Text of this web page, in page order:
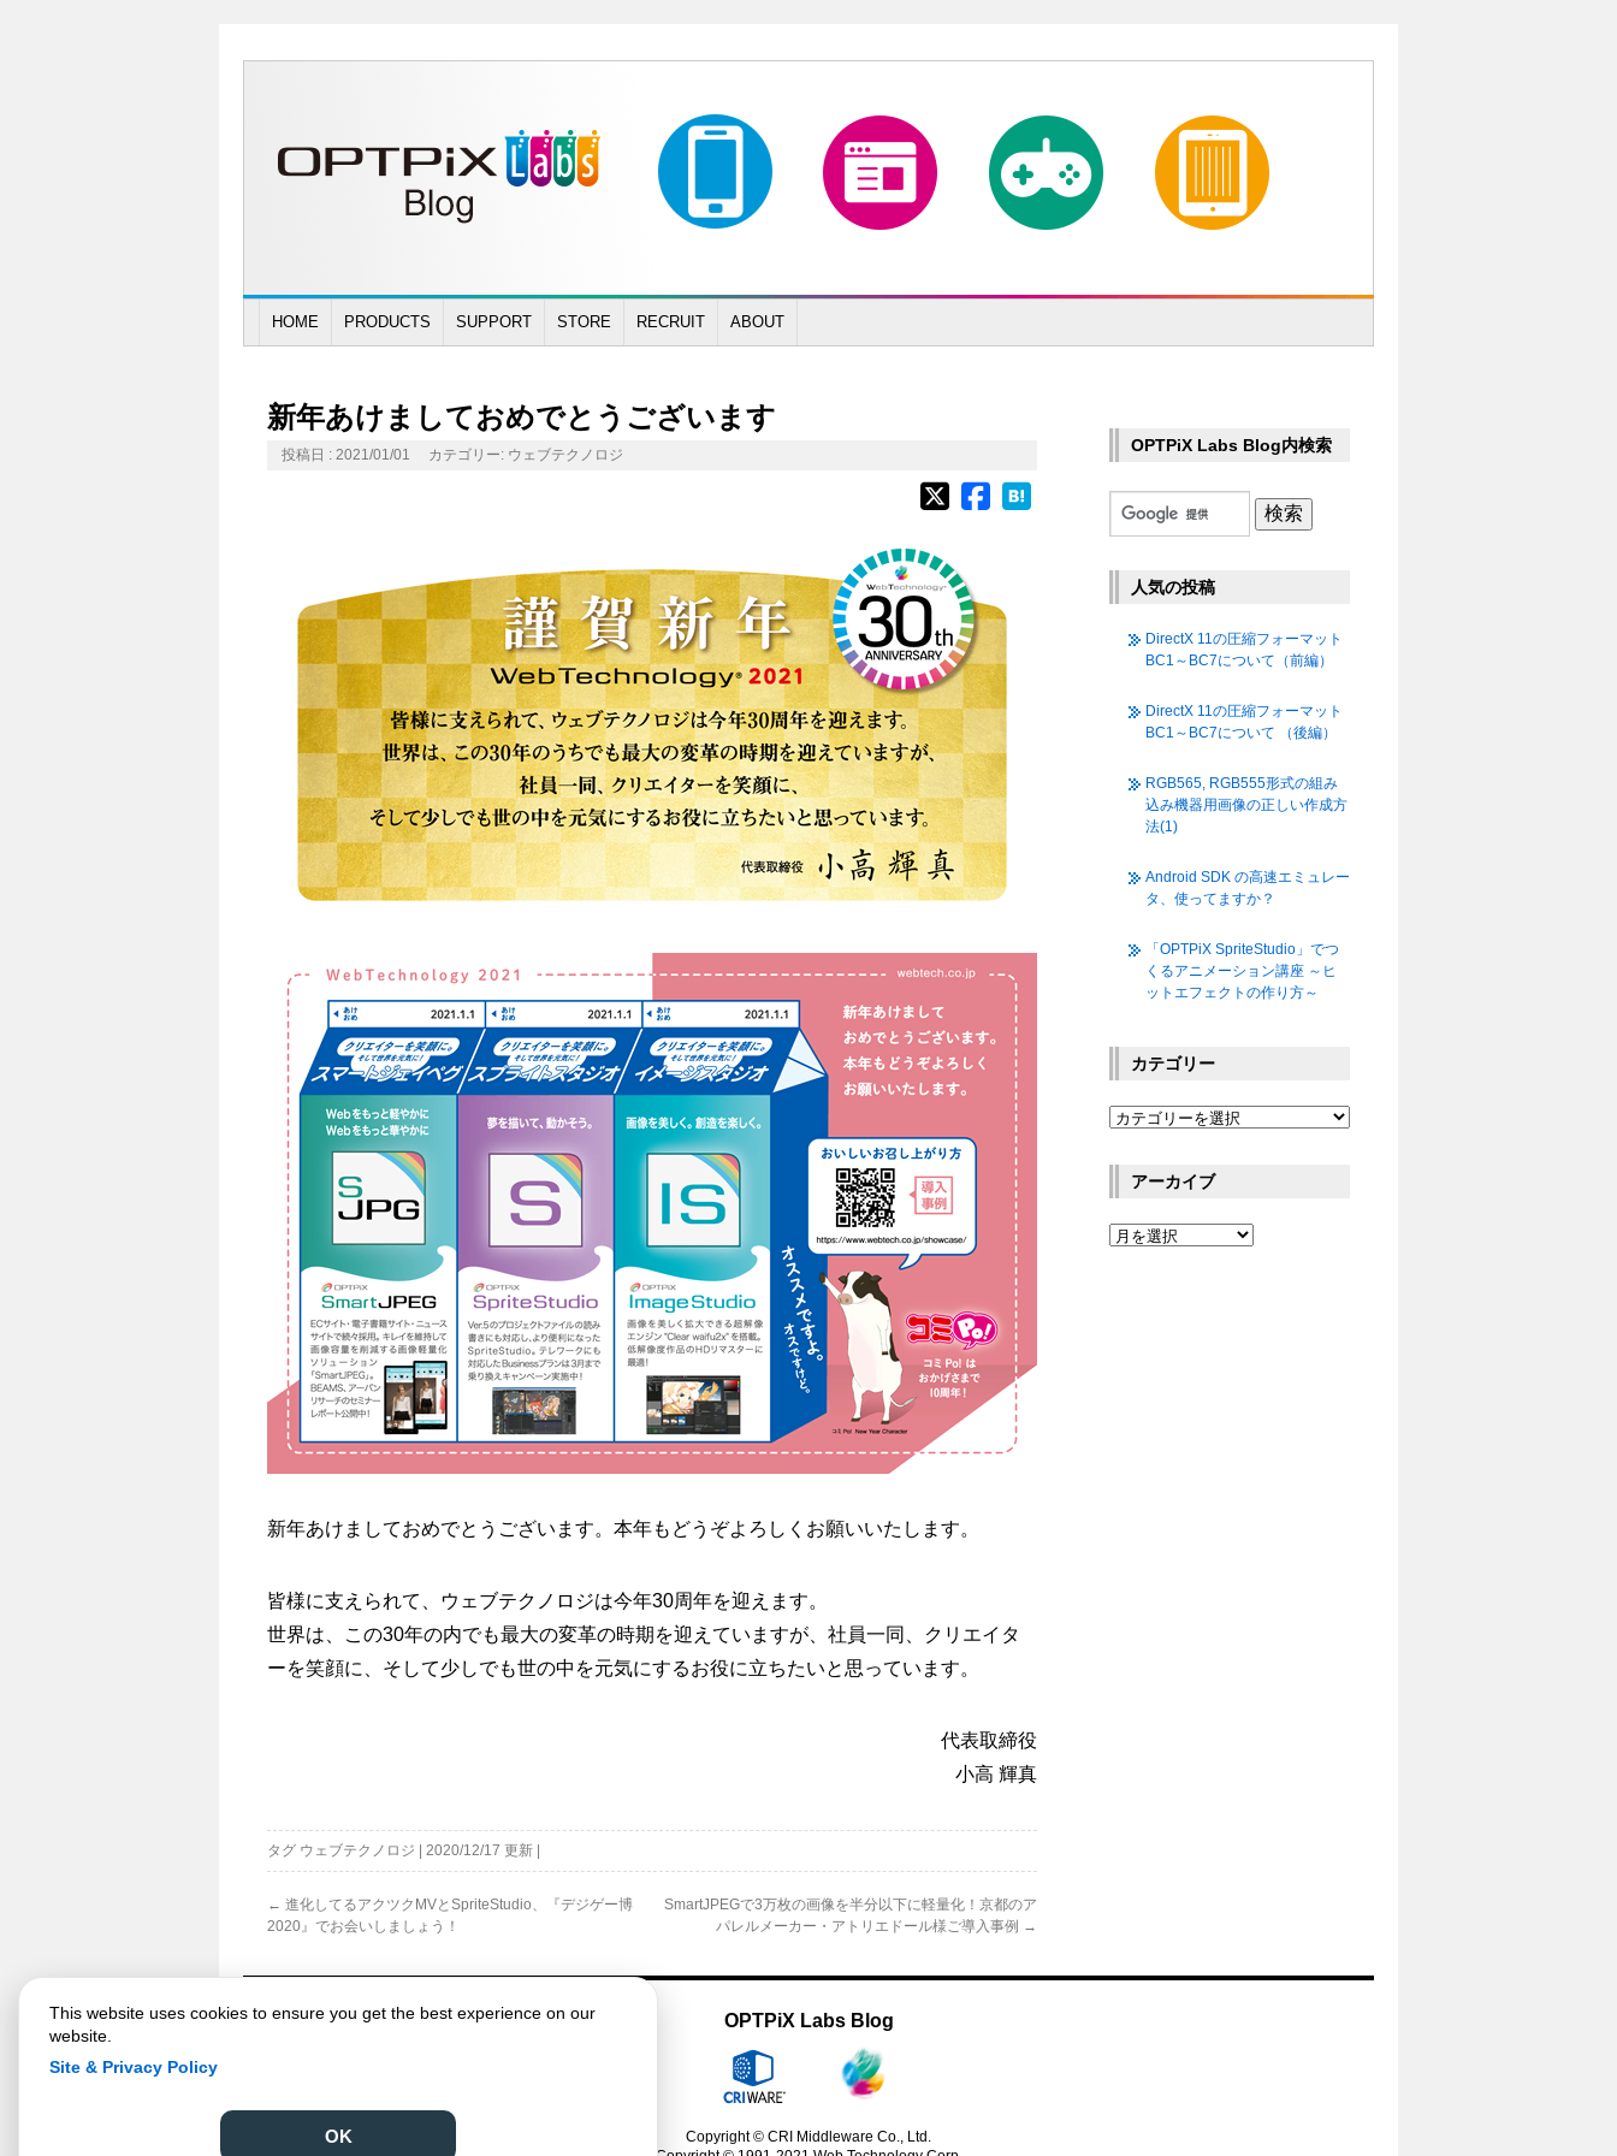
HOME PRODUCTS SUPPORT STORE RECRUIT ABOUT
新年あけましておめでとうございます
投稿日 : 2021/01/01 カテゴリー: ウェブテクノロジ
新年あけましておめでとうございます。本年もどうぞよろしくお願いいたします。
皆様に支えられて、ウェブテクノロジは今年30周年を迎えます。
世界は、この30年の内でも最大の変革の時期を迎えていますが、社員一同、クリエイタ
ーを笑顔に、そして少しでも世の中を元気にするお役に立ちたいと思っています。
代表取締役
小高 輝真
タグ ウェブテクノロジ 2020/12/17 更新
← 進化してるアクツクMVとSpriteStudio、『デジゲー博
2020』でお会いしましょう！
SmartJPEGで3万枚の画像を半分以下に軽量化！京都のア
パレルメーカー・アトリエドール様ご導入事例 →
OPTPiX Labs Blog内検索
人気の投稿
DirectX 11の圧縮フォーマット
BC1～BC7について（前編）
DirectX 11の圧縮フォーマット
BC1～BC7について （後編）
RGB565, RGB555形式の組み
込み機器用画像の正しい作成方
法(1)
Android SDK の高速エミュレー
タ、使ってますか？
「OPTPiX SpriteStudio」でつ
くるアニメーション講座 ～ヒ
ットエフェクトの作り方～
カテゴリー
アーカイブ
OPTPiX Labs Blog
Copyright © CRI Middleware Co., Ltd.
This website uses cookies to ensure you get the best experience on our
website.
Site & Privacy Policy
OK